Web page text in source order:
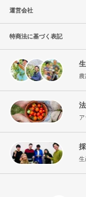
運営会社
特商法に基づく表記
生